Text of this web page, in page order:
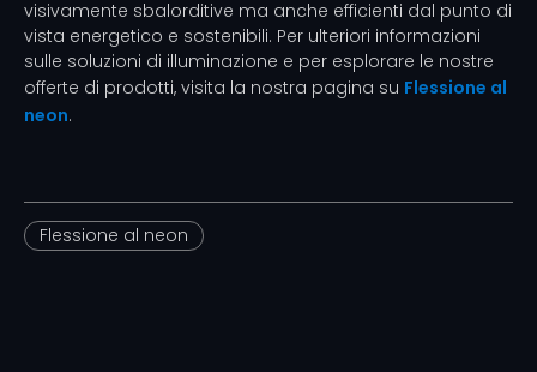
visivamente sbalorditive ma anche efficienti dal punto di
vista energetico e sostenibili. Per ulteriori informazioni
sulle soluzioni di illuminazione e per esplorare le nostre
offerte di prodotti, visita la nostra pagina su Flessione al
neon.
Flessione al neon